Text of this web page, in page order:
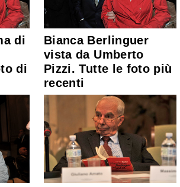
di
di
Bianca Berlinguer
vista da Umberto
Pizzi. Tutte le foto più
recenti